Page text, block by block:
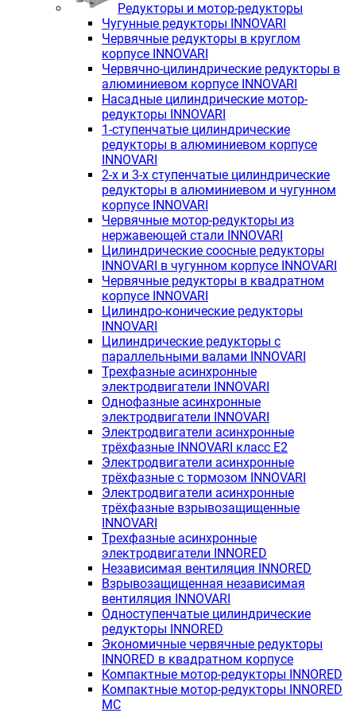
Редукторы и мотор-редукторы
Чугунные редукторы INNOVARI
Червячные редукторы в круглом
корпусе INNOVARI
Червячно-цилиндрические редукторы в
алюминиевом корпусе INNOVARI
Насадные цилиндрические мотор-
редукторы INNOVARI
1-ступенчатые цилиндрические
редукторы в алюминиевом корпусе
INNOVARI
2-х и 3-х ступенчатые цилиндрические
редукторы в алюминиевом и чугунном
корпусе INNOVARI
Червячные мотор-редукторы из
нержавеющей стали INNOVARI
Цилиндрические соосные редукторы
INNOVARI в чугунном корпусе INNOVARI
Червячные редукторы в квадратном
корпусе INNOVARI
Цилиндро-конические редукторы
INNOVARI
Цилиндрические редукторы с
параллельными валами INNOVARI
Трехфазные асинхронные
электродвигатели INNOVARI
Однофазные асинхронные
электродвигатели INNOVARI
Электродвигатели асинхронные
трёхфазные INNOVARI класс E2
Электродвигатели асинхронные
трёхфазные с тормозом INNOVARI
Электродвигатели асинхронные
трёхфазные взрывозащищенные
INNOVARI
Трехфазные асинхронные
электродвигатели INNORED
Независимая вентиляция INNORED
Взрывозащищенная независимая
вентиляция INNOVARI
Одноступенчатые цилиндрические
редукторы INNORED
Экономичные червячные редукторы
INNORED в квадратном корпусе
Компактные мотор-редукторы INNORED
Компактные мотор-редукторы INNORED
MC